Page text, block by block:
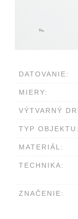
DATOVANIE:
MIERY:
VÝTVARNÝ
TYP OBJEKTU:
MATERIÁL:
TECHNIKA:
ZNAČENIE: